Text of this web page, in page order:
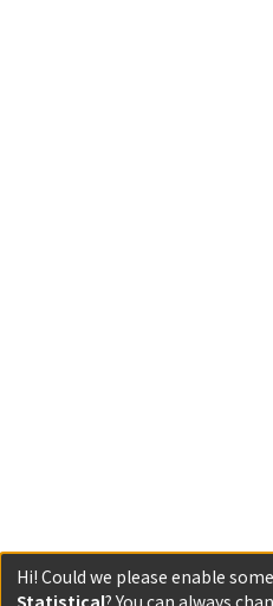
Hi! Could we please enable
Statistical? You can always